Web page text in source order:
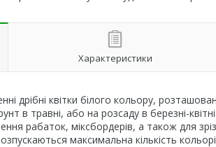
Характеристики
дрібні квітки білого кольору,
в травні, або на розсаду в березні-
рабаток, міксбордерів, а також для
максимальна кількість